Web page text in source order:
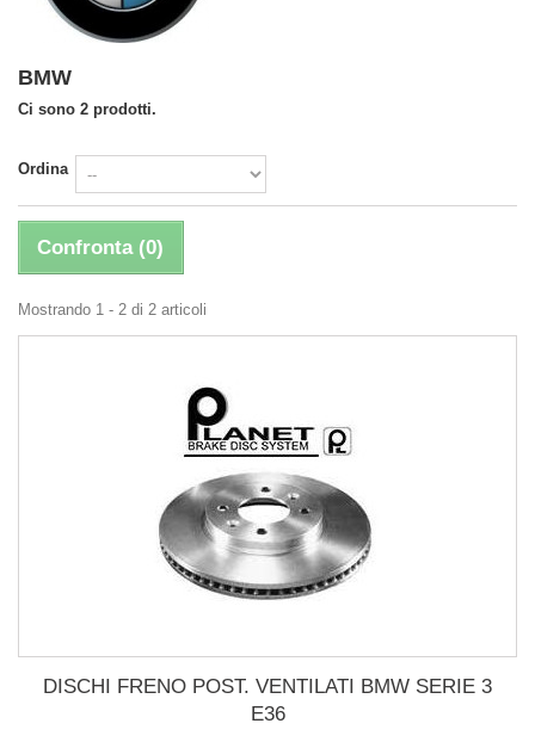
BMW
Ci sono 2 prodotti.
Ordina
Confronta (0)
Mostrando 1 - 2 di 2 articoli
DISCHI FRENO POST. VENTILATI BMW SERIE 3
E36